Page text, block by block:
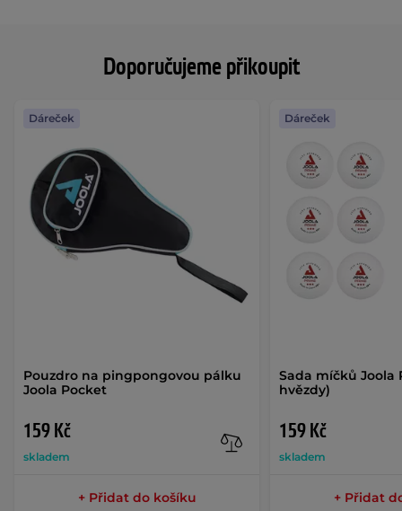
Doporučujeme přikoupit
Pouzdro na pingpongovou pálku
Joola Pocket
159 Kč
skladem
Dáreček
+ Přidat do košíku
Sada míčků Joola
hvězdy)
159 Kč
skladem
Dáreček
+ Přidat